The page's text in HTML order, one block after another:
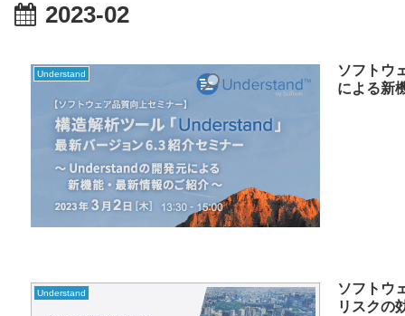
2023-02
Understand
ソフトウ
による新
Understand
ソフトウ
リスクの